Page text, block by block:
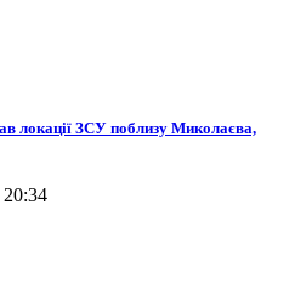
локації ЗСУ поблизу Миколаєва,